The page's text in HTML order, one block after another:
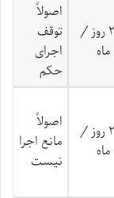
۲۰ روز /
اصولاً
توقف
اجرای
حکم
۲۰ روز /
اصولاً
مانع اجرا
نیست